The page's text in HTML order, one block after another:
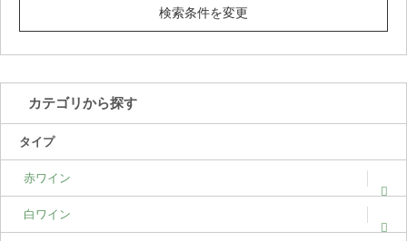
検索条件を変更
カテゴリから探す
タイプ
赤ワイン
白ワイン